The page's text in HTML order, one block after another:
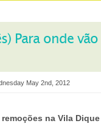
Para onde
May 2nd, 2012
na Vila